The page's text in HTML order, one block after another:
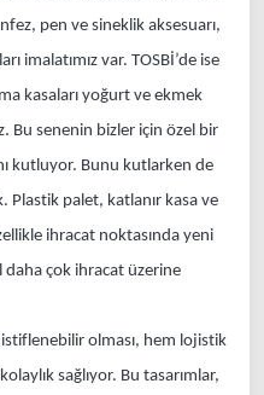
pen ve sineklik aksesuarı,
imalatımız var. TOSBİ’de ise
kasaları yoğurt ve ekmek
Bu senenin bizler için özel bir
kutluyor. Bunu kutlarken de
Plastik palet, katlanır kasa ve
ihracat noktasında yeni
daha çok ihracat üzerine
olması, hem lojistik
sağlıyor. Bu tasarımlar,